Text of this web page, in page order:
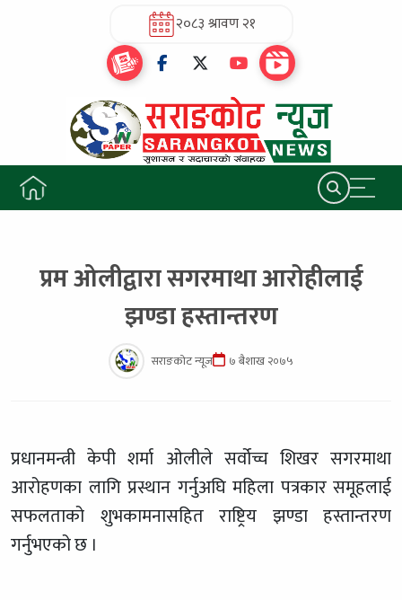
२०८३ श्रावण २१
प्रम ओलीद्वारा सगरमाथा आरोहीलाई
झण्डा हस्तान्तरण
सराङकोट न्यूज ७ बैशाख २०७५
प्रधानमन्त्री केपी शर्मा ओलीले सर्वोच्च शिखर सगरमाथा
आरोहणका लागि प्रस्थान गर्नुअघि महिला पत्रकार समूहलाई
सफलताको शुभकामनासहित राष्ट्रिय झण्डा हस्तान्तरण
गर्नुभएको छ ।